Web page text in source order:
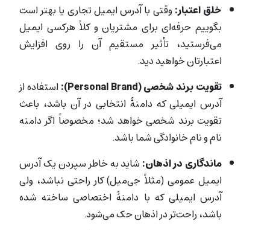
خلق اعتبار: وقتی با آدرس ایمیل تجاری یا بهتر است
بگوییم حرفه‌ای برای مشتریان و کلاً هرکسی ایمیل
می‌فرستید، تأثیر مستقیم آن را روی افزایش
اعتبارتان خواهید دید.
تقویت برند شخصی(Personal Brand):
استفاده از
آدرس ایمیلی که دامنۀ انتخابی در آن باشد، باعث
تقویت برند شخصی خواهد شد؛ مخصوصاً اگر دامنه
نام و نام خانوادگی شما باشد.
ماندگاری در اذهان: شاید به خاطر سپردن یک آدرس
ایمیل عمومی (مثلاً جی‌میل) کار راحتی نباشد، ولی
آدرس ایمیلی که با دامنۀ اختصاصی ساخته شده
باشد، راحت‌تر در اذهان حک می‌شود.